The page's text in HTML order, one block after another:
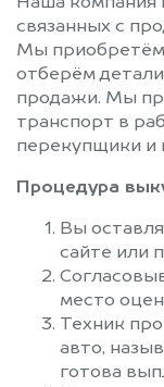
связанных с
Мы приобретём
отберём
продажи. Мы
транспорт в
перекупщики и
Процедура
Вы
сайте или
место
Техник
авто,
готова